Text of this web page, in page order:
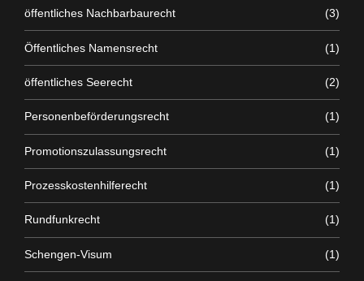
öffentliches Nachbarbaurecht (3)
Öffentliches Namensrecht (1)
öffentliches Seerecht (2)
Personenbeförderungsrecht (1)
Promotionszulassungsrecht (1)
Prozesskostenhilferecht (1)
Rundfunkrecht (1)
Schengen-Visum (1)